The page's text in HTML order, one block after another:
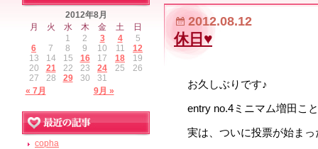
2012.08.12
休日♥
お久しぶりです♪
entry no.4ミニマム増田こ
実は、ついに投票が始ま
2012年8月
月
火 水 木 金 土 日
« 7月 9月 »
1 2 3 4
5
6
7 8 9 10 11
12
13
14 15 16 17 18
19
20
21 22 23 24 25
26
27
28 29 30 31
copha